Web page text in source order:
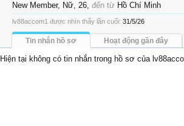
New Member, Nữ, 26, đến từ Hồ Chí Minh
lv88accom1 được nhìn thấy lần cuối: 31/5/26
Tin nhắn hồ sơ Hoạt động gần đây
Hiện tại không có tin nhắn trong hồ sơ của